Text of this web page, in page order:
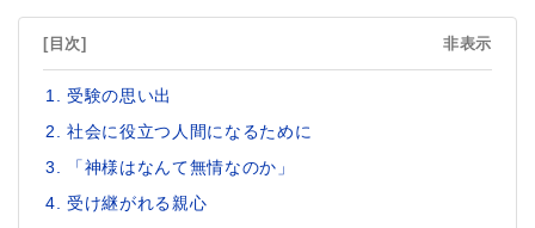
[目次] 非表示
受験の思い出
社会に役立つ人間になるために
「神様はなんて無情なのか」
受け継がれる親心